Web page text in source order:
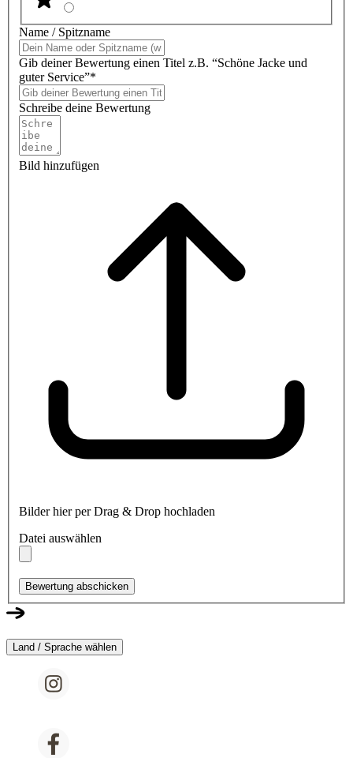
Name / Spitzname
Gib deiner Bewertung einen Titel z.B. “Schöne Jacke und
guter Service”*
Schreibe deine Bewertung
Bild hinzufügen
Bilder hier per Drag & Drop hochladen
Datei auswählen
Bewertung abschicken
Land / Sprache wählen